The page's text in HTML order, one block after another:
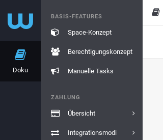
Doku
BASIS-FEATURES
Space-Konzept
Berechtigungskonzept
Manuelle Tasks
ZAHLUNG
Übersicht
Integrationsmodi